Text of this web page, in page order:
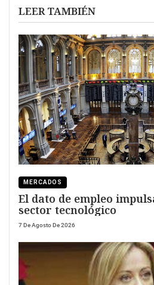
LEER TAMBIÉN
MERCADOS
El dato de empleo
sector tecnológico
7 De Agosto De 2026